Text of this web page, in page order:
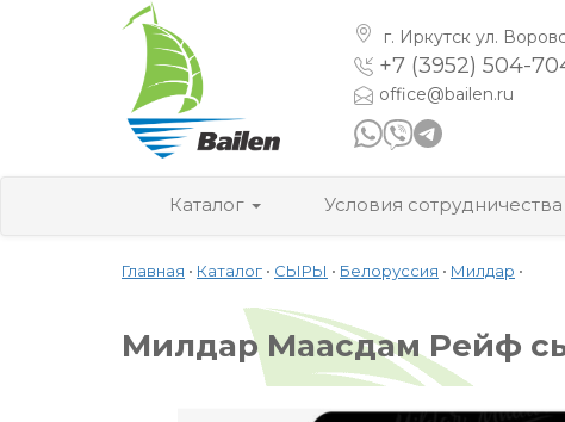
г. Иркутск ул.
+7 (3952) 504-
office@bailen.ru
Каталог Условия сотрудничества
Главная • Каталог • СЫРЫ • Белоруссия • Милдар •
Милдар Маасдам Рейф